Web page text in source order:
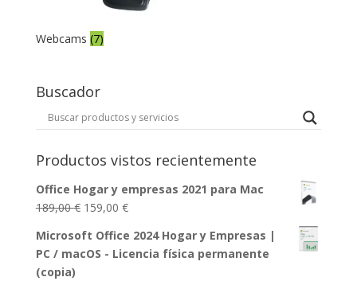
Webcams (7)
Buscador
Productos vistos recientemente
Office Hogar y empresas 2021 para Mac
189,00€ El
original
era:
159,00 €El
actual
es:
Microsoft Office 2024 Hogar y Empresas |
PC / macOS - Licencia física permanente
(copia)